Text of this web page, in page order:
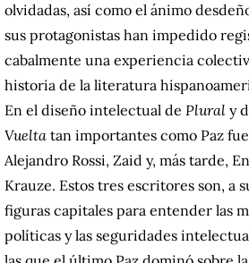
olvidadas, así como el ánimo
sus protagonistas han impedido
cabalmente una experiencia
historia de la literatura
En el diseño intelectual de Plural y
Vuelta tan importantes como Paz
Alejandro Rossi, Zaid y, más tarde,
Krauze. Estos tres escritores son, a
figuras capitales para entender las
políticas y las seguridades